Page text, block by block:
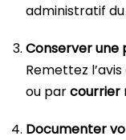
administratif
Conserver une
Remettez l’avis
ou parcourrier
Documenter